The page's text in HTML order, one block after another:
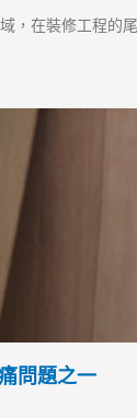
，在裝修工程的
問題之一